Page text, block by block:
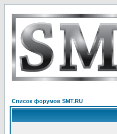
Список форумов SMT.RU